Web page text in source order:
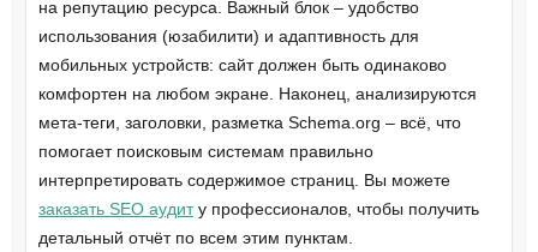
на репутацию ресурса. Важный блок – удобство
использования (юзабилити) и адаптивность для
мобильных устройств: сайт должен быть одинаково
комфортен на любом экране. Наконец, анализируются
мета-теги, заголовки, разметка Schema.org – всё, что
помогает поисковым системам правильно
интерпретировать содержимое страниц. Вы можете
заказать SEO аудиту профессионалов, чтобы получить
детальный отчёт по всем этим пунктам.